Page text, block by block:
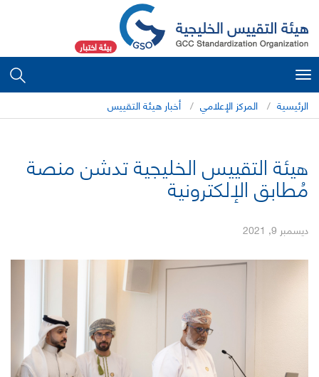
بيئة اختبار
Toggle
navigation
الرئيسية المركز الإعلامي أخبار هيئة التقييس
هيئة التقييس الخليجية تدشن منصة
مُطابق الإلكترونية
ديسمبر 9, 2021